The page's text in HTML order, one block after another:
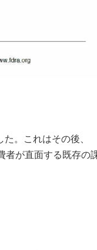
。これはその後、
者が直面する既存の